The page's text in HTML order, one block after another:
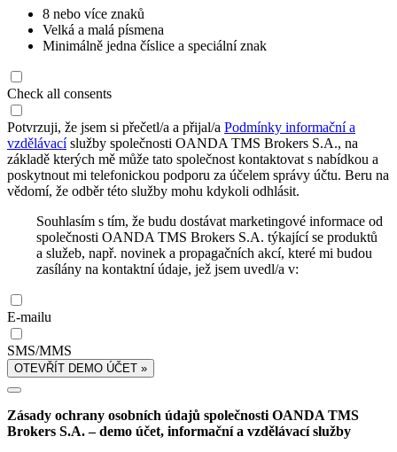
8 nebo více znaků
Velká a malá písmena
Minimálně jedna číslice a speciální znak
Check all consents
Potvrzuji, že jsem si přečetl/a a přijal/a Podmínky informační a
vzdělávacíslužby společnosti OANDA TMS Brokers S.A., na
základě kterých mě může tato společnost kontaktovat s nabídkou a
poskytnout mi telefonickou podporu za účelem správy účtu. Beru na
vědomí, že odběr této služby mohu kdykoli odhlásit.
Souhlasím s tím, že budu dostávat marketingové informace od
společnosti OANDA TMS Brokers S.A. týkající se produktů
a služeb, např. novinek a propagačních akcí, které mi budou
zasílány na kontaktní údaje, jež jsem uvedl/a v:
E-mailu
SMS/MMS
OTEVŘÍT DEMO ÚČET »
Zásady ochrany osobních údajů společnosti OANDA TMS
Brokers S.A. – demo účet, informační a vzdělávací služby